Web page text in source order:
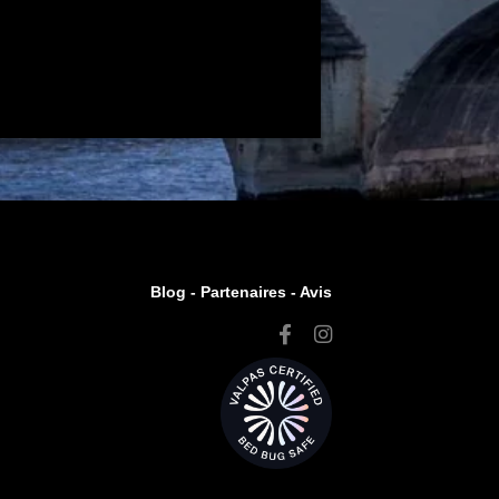
Blog - Partenaires -Avis